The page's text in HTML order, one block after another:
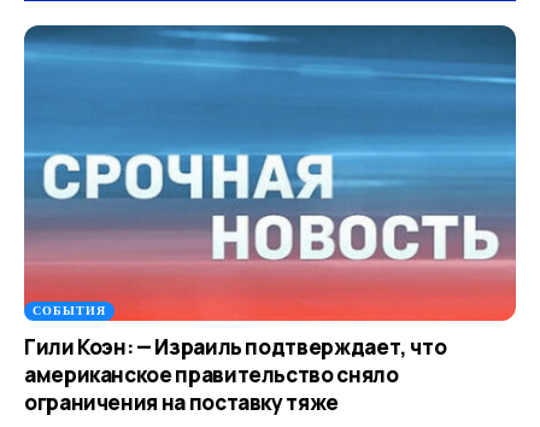
СОБЫТИЯ
Гили Коэн: — Израиль подтверждает, что
американское правительство сняло
ограничения на поставку тяже